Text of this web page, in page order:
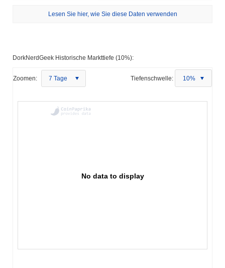
Lesen Sie hier, wie Sie diese Daten verwenden
DorkNerdGeek Historische Markttiefe (10%):
Zoomen: 7 Tage Tiefenschwelle: 10%
No data to display